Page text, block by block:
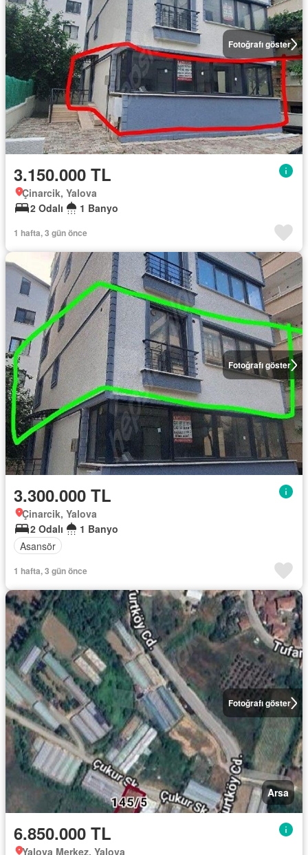
Fotoğrafı göster
3.150.000 TL
Çinarcik, Yalova
2 Odalı
1 Banyo
1 hafta, 3 gün önce
Fotoğrafı göster
3.300.000 TL
Çinarcik, Yalova
2 Odalı
1 Banyo
Asansör
1 hafta, 3 gün önce
Fotoğrafı göster
Arsa
6.850.000 TL
Yalova Merkez, Yalova